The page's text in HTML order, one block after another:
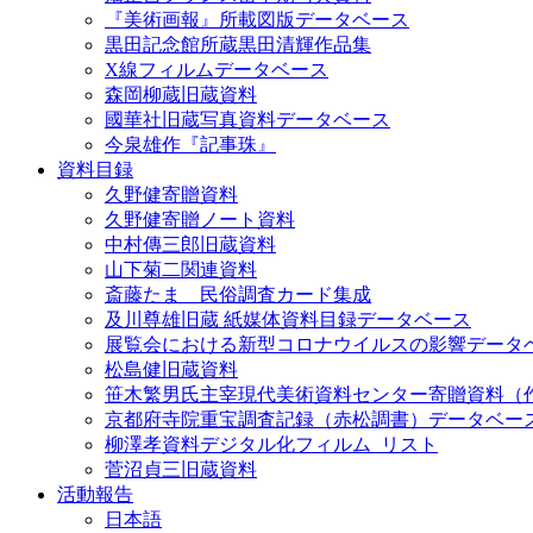
『美術画報』所載図版データベース
黒田記念館所蔵黒田清輝作品集
X線フィルムデータベース
森岡柳蔵旧蔵資料
國華社旧蔵写真資料データベース
今泉雄作『記事珠』
資料目録
久野健寄贈資料
久野健寄贈ノート資料
中村傳三郎旧蔵資料
山下菊二関連資料
斎藤たま 民俗調査カード集成
及川尊雄旧蔵 紙媒体資料目録データベース
展覧会における新型コロナウイルスの影響データ
松島健旧蔵資料
笹木繁男氏主宰現代美術資料センター寄贈資料（
京都府寺院重宝調査記録（赤松調書）データベー
柳澤孝資料デジタル化フィルム_リスト
菅沼貞三旧蔵資料
活動報告
日本語